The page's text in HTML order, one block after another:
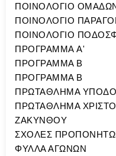
ΠΟΙΝΟΛΟΓΙΟ
ΠΟΙΝΟΛΟΓΙΟ
ΠΟΙΝΟΛΟΓΙΟ
ΠΡΟΓΡΑΜΜΑ A'
ΠΡΟΓΡΑΜΜΑ Β
ΠΡΟΓΡΑΜΜΑ Β
ΠΡΩΤΑΘΛΗΜΑ
ΠΡΩΤΑΘΛΗΜΑ
ΖΑΚΥΝΘΟΥ
ΣΧΟΛΕΣ
ΦΥΛΛΑ ΑΓΩΝΩΝ